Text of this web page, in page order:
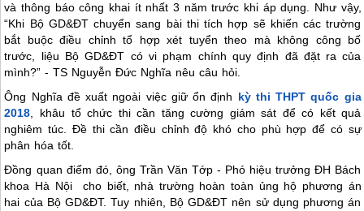
và thông báo công khai ít nhất 3 năm trước khi áp dụng. Như vậy,
“Khi Bộ GD&ĐT chuyển sang bài thi tích hợp sẽ khiến các trường
bắt buộc điều chỉnh tổ hợp xét tuyển theo mà không công bố
trước, liệu Bộ GD&ĐT có vi phạm chính quy định đã đặt ra của
mình?” - TS Nguyễn Đức Nghĩa nêu câu hỏi.
Ông Nghĩa đề xuất ngoài việc giữ ổn định kỳ thi THPT quốc gia
2018, khâu tổ chức thi cần tăng cường giám sát để có kết quả
nghiêm túc. Đề thi cần điều chỉnh độ khó cho phù hợp để có sự
phân hóa tốt.
Đồng quan điểm đó, ông Trần Văn Tớp - Phó hiệu trưởng ĐH Bách
khoa Hà Nội cho biết, nhà trường hoàn toàn ủng hộ phương án
hai của Bộ GD&ĐT. Tuy nhiên, Bộ GD&ĐT nên sử dụng phương án